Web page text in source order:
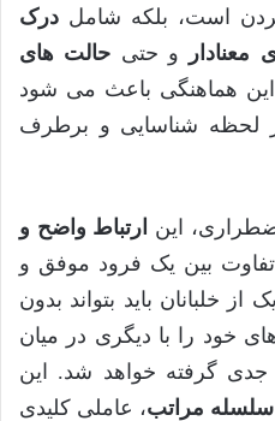
است، بلکه شامل درک
و حتی حالت های
هماهنگی باعث می شود
لحظه شناسایی و برطرف
این ارتباط واضح و
بین یک فرود موفق و
خلبانان باید بتواند بدون
خود را با دیگری در میان
جدی گرفته خواهد شد. این
سلسله مراتب، عاملی کلیدی